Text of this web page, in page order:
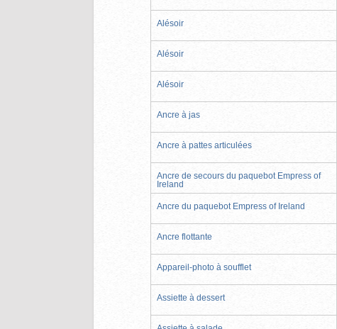
Alésoir
Alésoir
Alésoir
Ancre à jas
Ancre à pattes articulées
Ancre de secours du paquebot Empress of
Ireland
Ancre du paquebot Empress of Ireland
Ancre flottante
Appareil-photo à soufflet
Assiette à dessert